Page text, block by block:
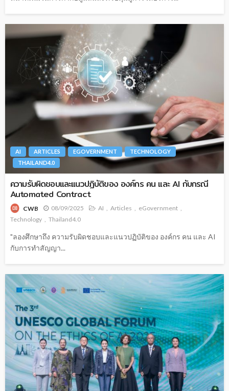
AI ARTICLES EGOVERNMENT
TECHNOLOGY
THAILAND4.0
ความรับผิดชอบและแนวปฏิบัติของ องค์กร คน และ AI กับกรณี
Automated Contract
CWB 08/09/2025 AI Articles
eGovernment
Technology
Thailand4.0
"ลองศึกษาถึง ความรับผิดชอบและแนวปฏิบัติของ องค์กร คน และ AI
กับการทำสัญญา...